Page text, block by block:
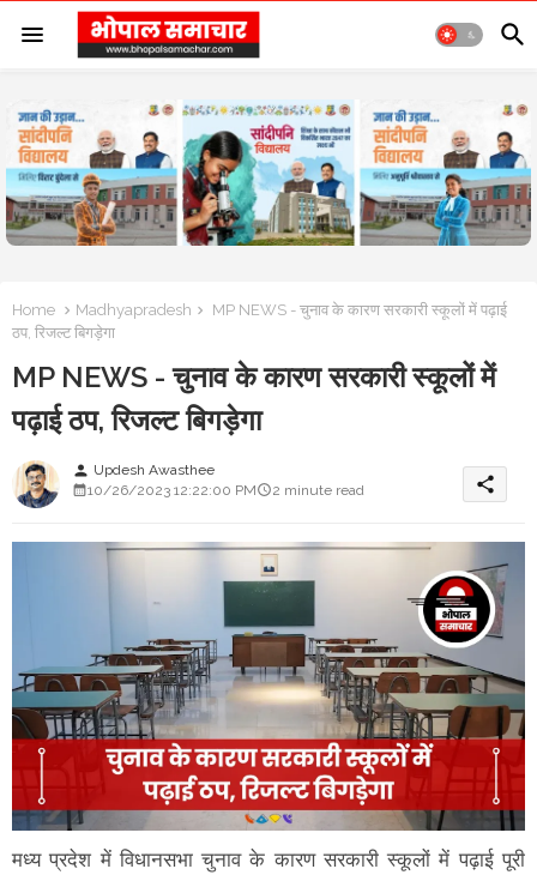
Home Madhyapradesh
MP NEWS - चुनाव के कारण सरकारी स्कूलों में पढ़ाई
ठप, रिजल्ट बिगड़ेगा
MP NEWS - चुनाव के कारण सरकारी स्कूलों में
पढ़ाई ठप, रिजल्ट बिगड़ेगा
person Updesh Awasthee
10/26/2023 12:22:00 PM
2 minute read share
मध्य प्रदेश में विधानसभा चुनाव के कारण सरकारी स्कूलों में पढ़ाई पूरी